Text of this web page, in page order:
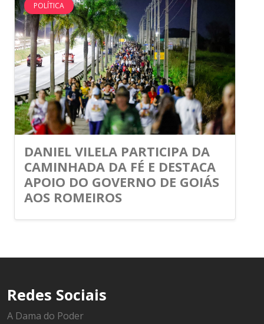
POLÍTICA
DANIEL VILELA PARTICIPA DA
CAMINHADA DA FÉ E DESTACA
APOIO DO GOVERNO DE GOIÁS
AOS ROMEIROS
Redes Sociais
A Dama do Poder